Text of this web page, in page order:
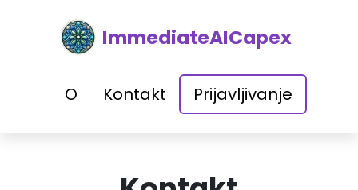
ImmediateAICapex
O Kontakt Prijavljivanje